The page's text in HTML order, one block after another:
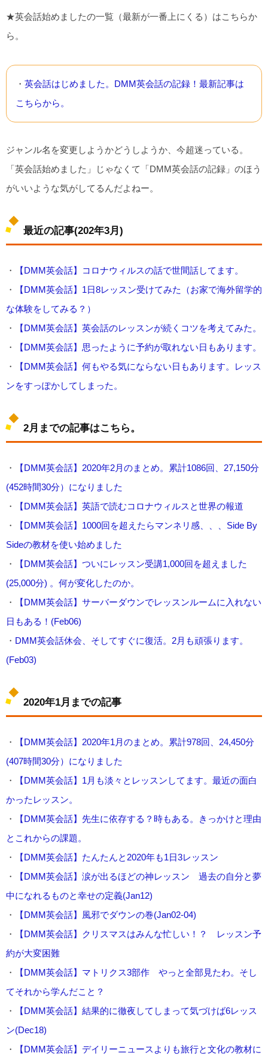
★英会話始めましたの一覧（最新が一番上にくる）はこちらか
ら。
・ 英会話はじめました。DMM英会話の記録！最新記事は
こちらから。
ジャンル名を変更しようかどうしようか、今超迷っている。
「英会話始めました」じゃなくて「DMM英会話の記録」のほう
がいいような気がしてるんだよねー。
最近の記事(202年3月)
・
【DMM英会話】コロナウィルスの話で世間話してます。
・
【DMM英会話】1日8レッスン受けてみた（お家で海外留学的
な体験をしてみる？）
・
【DMM英会話】英会話のレッスンが続くコツを考えてみた。
・
【DMM英会話】思ったように予約が取れない日もあります。
・
【DMM英会話】何もやる気にならない日もあります。レッス
ンをすっぽかしてしまった。
2月までの記事はこちら。
・
【DMM英会話】2020年2月のまとめ。累計1086回、27,150分
(452時間30分）になりました
・
【DMM英会話】英語で読むコロナウィルスと世界の報道
・
【DMM英会話】1000回を超えたらマンネリ感、、、Side By
Sideの教材を使い始めました
・
【DMM英会話】ついにレッスン受講1,000回を超えました
(25,000分) 。何が変化したのか。
・
【DMM英会話】サーバーダウンでレッスンルームに入れない
日もある！(Feb06)
・ DMM英会話休会、そしてすぐに復活。2月も頑張ります。
(Feb03)
2020年1月までの記事
・
【DMM英会話】2020年1月のまとめ。累計978回、24,450分
(407時間30分）になりました
・
【DMM英会話】1月も淡々とレッスンしてます。最近の面白
かったレッスン。
・
【DMM英会話】先生に依存する？時もある。きっかけと理由
とこれからの課題。
・
【DMM英会話】たんたんと2020年も1日3レッスン
・
【DMM英会話】涙が出るほどの神レッスン 過去の自分と夢
中になれるものと幸せの定義(Jan12)
・
【DMM英会話】風邪でダウンの巻(Jan02-04)
・
【DMM英会話】クリスマスはみんな忙しい！？ レッスン予
約が大変困難
・
【DMM英会話】マトリクス3部作 やっと全部見たわ。そし
てそれから学んだこと？
・
【DMM英会話】結果的に徹夜してしまって気づけば6レッス
ン(Dec18)
・
【DMM英会話】デイリーニュースよりも旅行と文化の教材に